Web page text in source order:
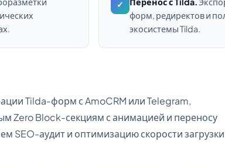
✓
форм, редиректов и
экосистемы Tilda.
Tilda-форм с AmoCRM или Telegram,
Zero Block-секциям с анимацией и переносу
SEO-аудит и оптимизацию скорости загрузки